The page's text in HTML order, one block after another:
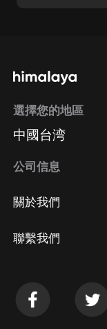
選擇您的地區
中國台湾
公司信息
關於我們
聯繫我們